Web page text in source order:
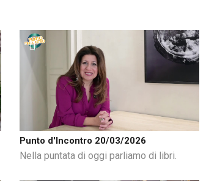
Punto d'Incontro 20/03/2026
Nella puntata di oggi parliamo di libri.